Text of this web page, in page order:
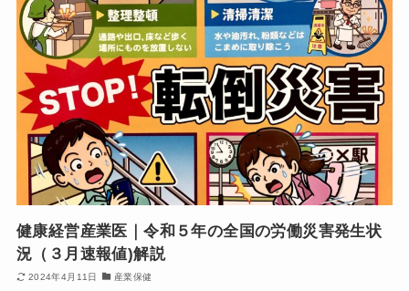
健康経営産業医｜令和５年の全国の労働災害発生状
況（３月速報値)解説
2024年4月11日 産業保健